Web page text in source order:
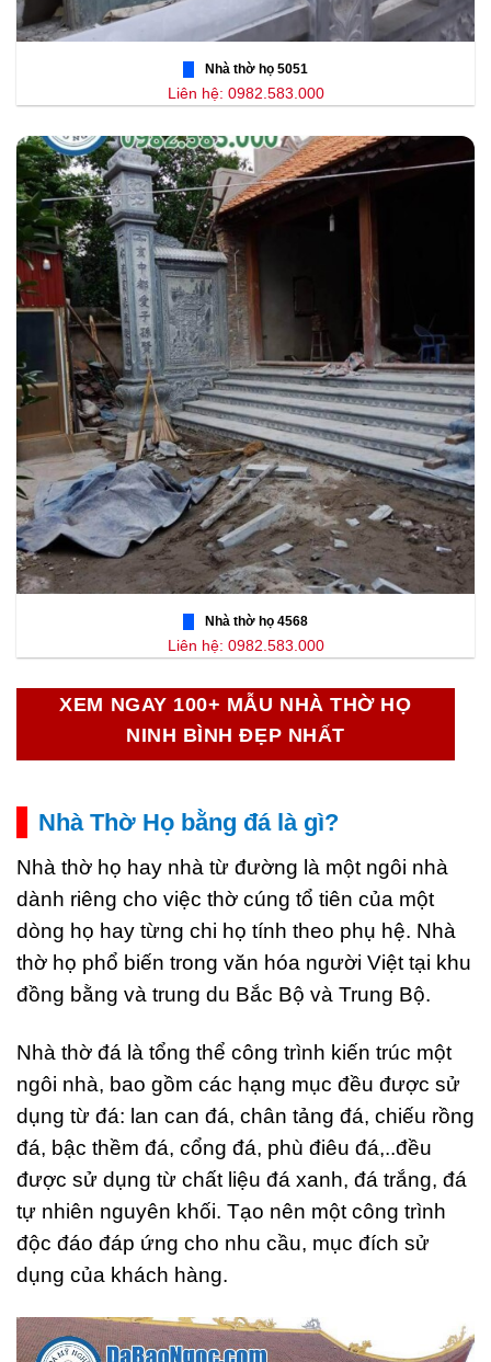
Nhà thờ họ 5051
Liên hệ: 0982.583.000
Nhà thờ họ 4568
Liên hệ: 0982.583.000
XEM NGAY 100+ MẪU NHÀ THỜ HỌ
NINH BÌNH ĐẸP NHẤT
Nhà Thờ Họ bằng đá là gì?
Nhà thờ họ hay nhà từ đường là một ngôi nhà
dành riêng cho việc thờ cúng tổ tiên của một
dòng họ hay từng chi họ tính theo phụ hệ. Nhà
thờ họ phổ biến trong văn hóa người Việt tại khu
đồng bằng và trung du Bắc Bộ và Trung Bộ.
Nhà thờ đá là tổng thể công trình kiến trúc một
ngôi nhà, bao gồm các hạng mục đều được sử
dụng từ đá: lan can đá, chân tảng đá, chiếu rồng
đá, bậc thềm đá, cổng đá, phù điêu đá,..đều
được sử dụng từ chất liệu đá xanh, đá trắng, đá
tự nhiên nguyên khối. Tạo nên một công trình
độc đáo đáp ứng cho nhu cầu, mục đích sử
dụng của khách hàng.